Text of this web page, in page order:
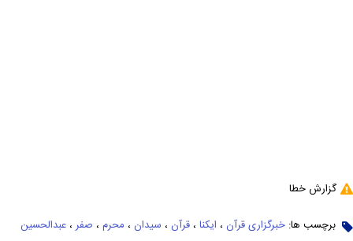
گزارش خطا
برچسب ها: خبرگزاری قرآن ، ایکنا ، قرآن ، سیدان ، محرم ، صفر ، عبدالحسین